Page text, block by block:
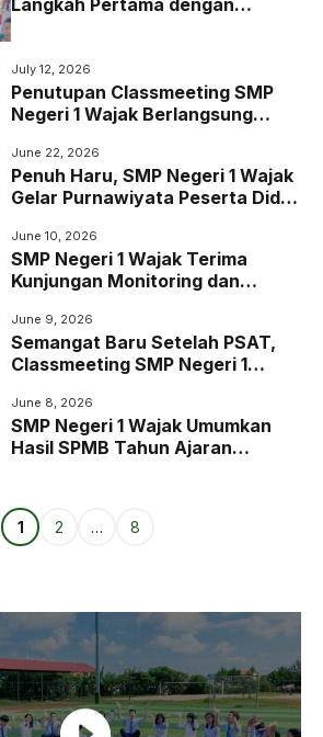
Senyum dan Kepedulian
July 12, 2026
Penutupan Classmeeting SMP
Negeri 1 Wajak Berlangsung
dalam Laga Ekshibisi
June 22, 2026
Penuh Haru, SMP Negeri 1 Wajak
Gelar Purnawiyata Peserta Didik
June 10, 2026
SMP Negeri 1 Wajak Terima
Kunjungan Monitoring dan
June 9, 2026
Semangat Baru Setelah PSAT,
Classmeeting SMP Negeri 1
June 8, 2026
SMP Negeri 1 Wajak Umumkan
Hasil SPMB Tahun Ajaran
Page
1 Page
2 … Page
8